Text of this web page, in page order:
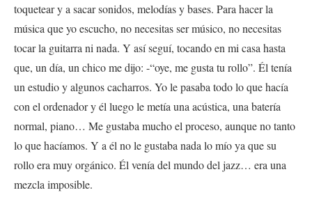
toquetear y a sacar sonidos, melodías y bases. Para hacer la
música que yo escucho, no necesitas ser músico, no necesitas
tocar la guitarra ni nada. Y así seguí, tocando en mi casa hasta
que, un día, un chico me dijo: -“oye, me gusta tu rollo”. Él tenía
un estudio y algunos cacharros. Yo le pasaba todo lo que hacía
con el ordenador y él luego le metía una acústica, una batería
normal, piano… Me gustaba mucho el proceso, aunque no tanto
lo que hacíamos. Y a él no le gustaba nada lo mío ya que su
rollo era muy orgánico. Él venía del mundo del jazz… era una
mezcla imposible.